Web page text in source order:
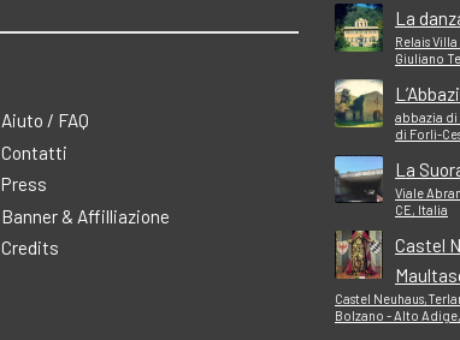
Aiuto / FAQ
Contatti
Press
Banner & Affilliazione
Credits
La
Relais
Giuliano
abbazia di
di Forlì-
La
Viale
CE, Italia
Castel
Castel
Bolzano - Alto